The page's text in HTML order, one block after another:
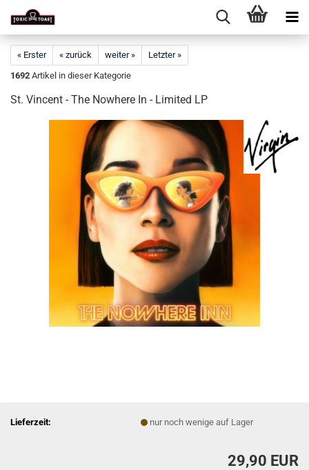
« Erster « zurück weiter »
Letzter »
1692 Artikel in dieser Kategorie
St. Vincent - The Nowhere In - Limited LP
Lieferzeit: nur noch wenige auf Lager
29,90 EUR